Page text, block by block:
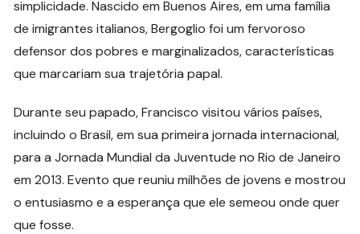
simplicidade. Nascido em Buenos Aires, em uma família
de imigrantes italianos, Bergoglio foi um fervoroso
defensor dos pobres e marginalizados, características
que marcariam sua trajetória papal.
Durante seu papado, Francisco visitou vários países,
incluindo o Brasil, em sua primeira jornada internacional,
para a Jornada Mundial da Juventude no Rio de Janeiro
em 2013. Evento que reuniu milhões de jovens e mostrou
o entusiasmo e a esperança que ele semeou onde quer
que fosse.